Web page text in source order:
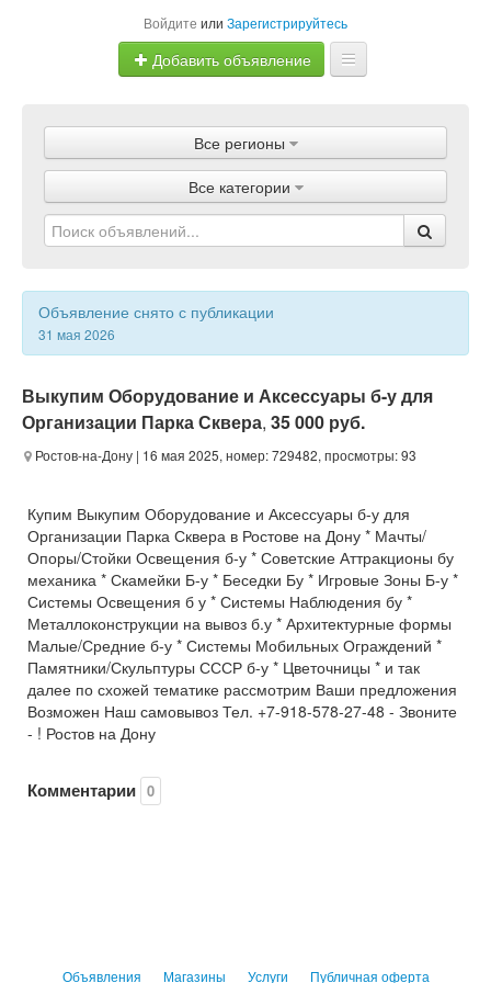
Войдите или Зарегистрируйтесь
Добавить объявление
Объявления
Магазины
Услуги
Статьи
Все регионы
Все категории
Объявление снято с публикации
31 мая 2026
Выкупим Оборудование и Аксессуары б-у для
Организации Парка Сквера, 35 000 руб.
Ростов-на-Дону | 16 мая 2025, номер: 729482, просмотры: 93
Купим Выкупим Оборудование и Аксессуары б-у для
Организации Парка Сквера в Ростове на Дону * Мачты/
Опоры/Стойки Освещения б-у * Советские Аттракционы бу
механика * Скамейки Б-у * Беседки Бу * Игровые Зоны Б-у *
Системы Освещения б у * Системы Наблюдения бу *
Металлоконструкции на вывоз б.у * Архитектурные формы
Малые/Средние б-у * Системы Мобильных Ограждений *
Памятники/Скульптуры СССР б-у * Цветочницы * и так
далее по схожей тематике рассмотрим Ваши предложения
Возможен Наш самовывоз Тел. +7-918-578-27-48 - Звоните
- ! Ростов на Дону
Комментарии 0
Объявления Магазины Услуги Публичная оферта